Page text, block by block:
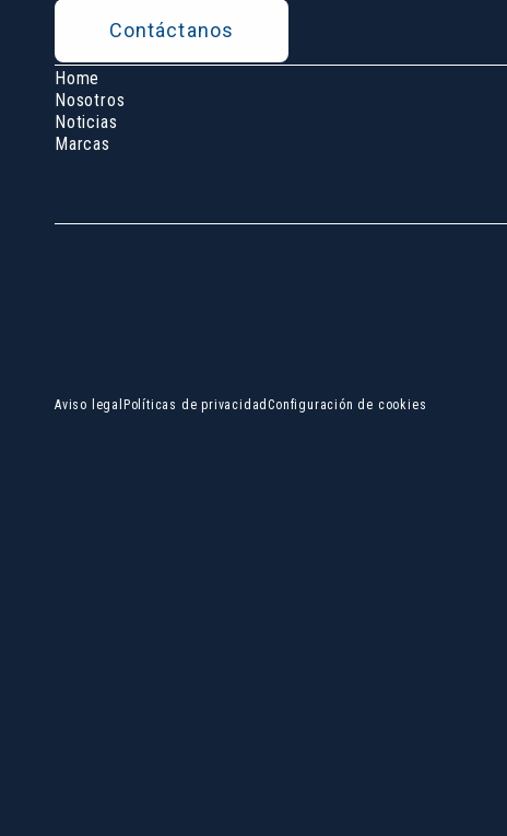
Contáctanos
Home
Nosotros
Noticias
Marcas
Aviso legal Políticas de privacidadConfiguración de cookies